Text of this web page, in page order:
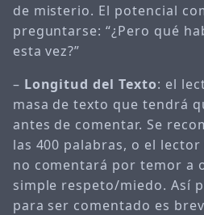
de misterio. El potencial
preguntarse: “¿Pero qué
esta vez?”
– Longitud del Texto: el
masa de texto que tendrá
antes de comentar. Se
las 400 palabras, o el
no comentará por temor a
simple respeto/miedo. Así
para ser comentado es